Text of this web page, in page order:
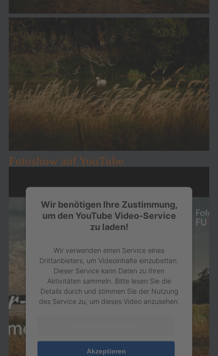
Fotoshow auf YouTube
Wir benötigen Ihre Zustimmung,
um den YouTube Video-Service
zu laden!
Wir verwenden einen Service eines
Drittanbieters, um Videoinhalte einzubetten.
Dieser Service kann Daten zu Ihren
Aktivitäten sammeln. Bitte lesen Sie die
Details durch und stimmen Sie der Nutzung
des Service zu, um dieses Video anzusehen.
Akzeptieren